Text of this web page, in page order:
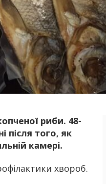
риби. 48-
після того, як
камері.
хвороб.